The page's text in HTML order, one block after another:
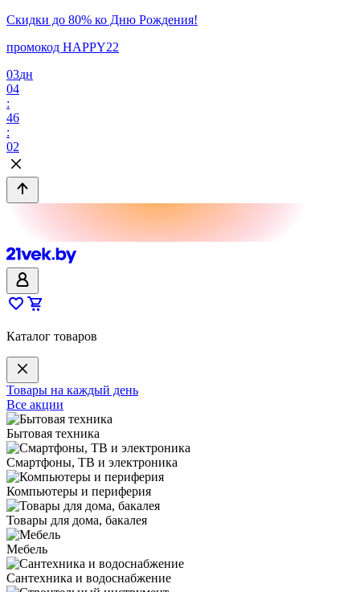
Скидки до 80% ко Дню Рождения!
промокод HAPPY22
03дн
04
:
46
:
02
Каталог товаров
Товары на каждый день
Все акции
Бытовая техника
Смартфоны, ТВ и электроника
Компьютеры и периферия
Товары для дома, бакалея
Мебель
Сантехника и водоснабжение